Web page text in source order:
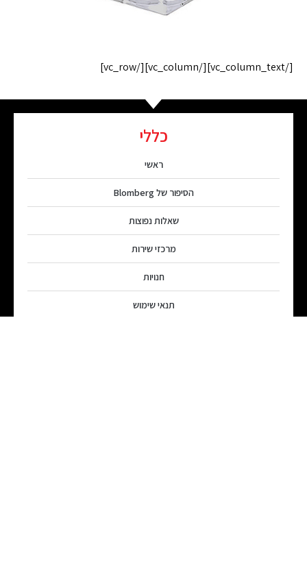
[/vc_column_text][/vc_column][/vc_row]
כללי
ראשי
הסיפור של Blomberg
שאלות נפוצות
מרכזי שירות
חנויות
תנאי שימוש